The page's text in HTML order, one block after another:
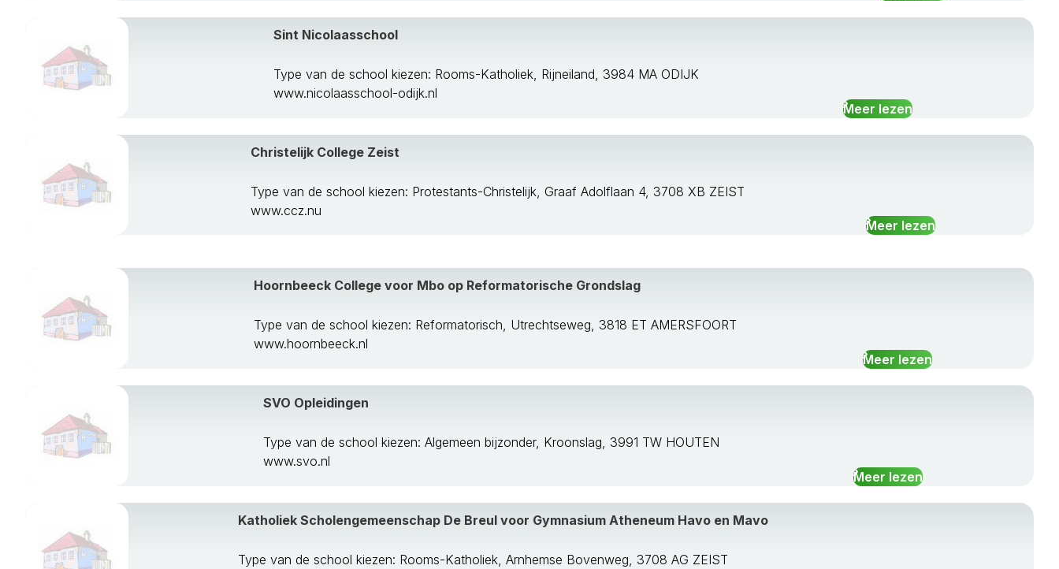
Sint Nicolaasschool
Type van de school kiezen: Rooms-Katholiek, Rijneiland, 3984 MA ODIJK
www.nicolaasschool-odijk.nl
Meer lezen
Christelijk College Zeist
Type van de school kiezen: Protestants-Christelijk, Graaf Adolflaan 4, 3708 XB ZEIST
www.ccz.nu
Meer lezen
Hoornbeeck College voor Mbo op Reformatorische Grondslag
Type van de school kiezen: Reformatorisch, Utrechtseweg, 3818 ET AMERSFOORT
www.hoornbeeck.nl
Meer lezen
SVO Opleidingen
Type van de school kiezen: Algemeen bijzonder, Kroonslag, 3991 TW HOUTEN
www.svo.nl
Meer lezen
Katholiek Scholengemeenschap De Breul voor Gymnasium Atheneum Havo en Mavo
Type van de school kiezen: Rooms-Katholiek, Arnhemse Bovenweg, 3708 AG ZEIST